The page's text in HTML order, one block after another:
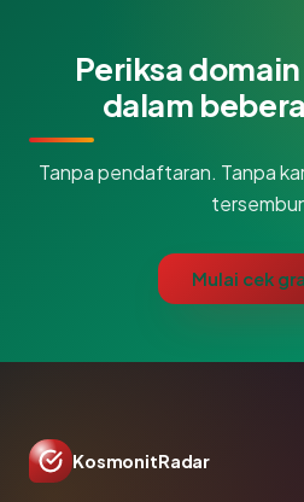
Periksa
dalam
Tanpa pendaftaran. Tanpa
Mulai cek
KosmonitRadar